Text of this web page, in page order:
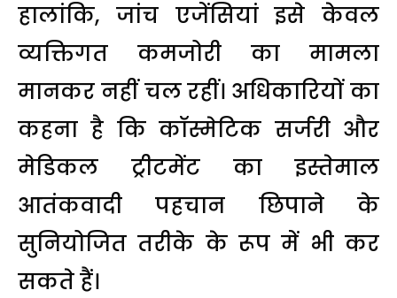
हालांकि, जांच एजेंसियां इसे केवल
व्यक्तिगत कमजोरी का मामला
मानकर नहीं चल रहीं। अधिकारियों का
कहना है कि कॉस्मेटिक सर्जरी और
मेडिकल ट्रीटमेंट का इस्तेमाल
आतंकवादी पहचान छिपाने के
सुनियोजित तरीके के रूप में भी कर
सकते हैं।